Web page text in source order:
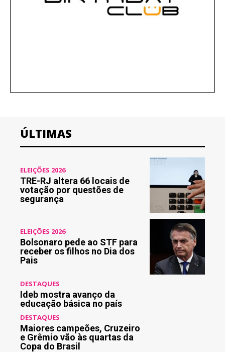
ÚLTIMAS
ELEIÇÕES 2026
TRE-RJ altera 66 locais de
votação por questões de
segurança
ELEIÇÕES 2026
Bolsonaro pede ao STF para
receber os filhos no Dia dos
Pais
DESTAQUES
Ideb mostra avanço da
educação básica no país
DESTAQUES
Maiores campeões, Cruzeiro
e Grêmio vão às quartas da
Copa do Brasil